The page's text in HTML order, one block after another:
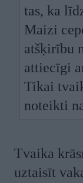
tas, ka
Maizi
atšķirību
attiecīgi
Tikai
noteikti
Tvaika
uztaisīt